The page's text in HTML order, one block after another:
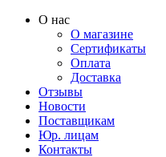
Перейти
содержимому
О нас
О магазине
Сертификаты
Оплата
Доставка
Отзывы
Новости
Поставщикам
Юр. лицам
Контакты